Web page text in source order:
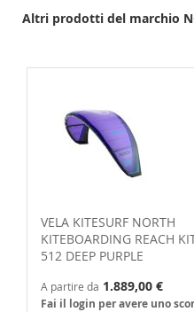
Altri prodotti del marchio
VELA KITESURF NORTH
KITEBOARDING REACH
512 DEEP PURPLE
A partire da 1.889,00 €
Fai il login per avere uno